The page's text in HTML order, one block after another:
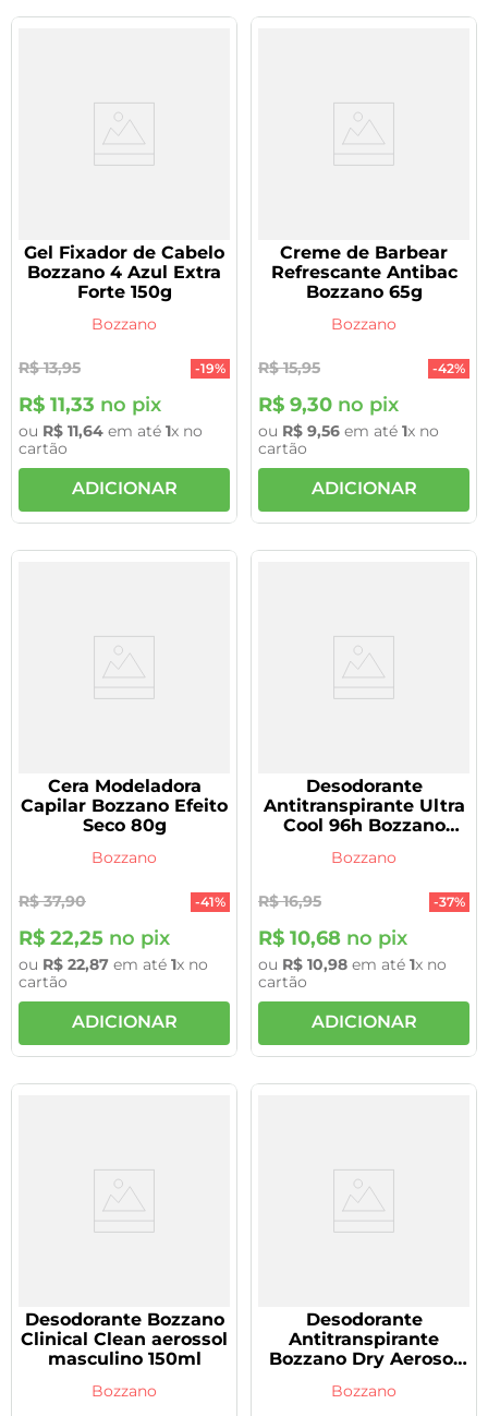
Gel Fixador de Cabelo
Bozzano 4 Azul Extra
Forte 150g
Bozzano
R$ 13,95 -19%
R$ 11,33 no pix
ou R$ 11,64 em até 1x no
cartão
ADICIONAR
Creme de Barbear
Refrescante Antibac
Bozzano 65g
Bozzano
R$ 15,95 -42%
R$ 9,30 no pix
ou R$ 9,56 em até 1x no
cartão
ADICIONAR
Cera Modeladora
Capilar Bozzano Efeito
Seco 80g
Bozzano
R$ 37,90 -41%
R$ 22,25 no pix
ou R$ 22,87 em até 1x no
cartão
ADICIONAR
Desodorante
Antitranspirante Ultra
Cool 96h Bozzano
Bozzano
R$ 16,95 -37%
R$ 10,68 no pix
ou R$ 10,98 em até 1x no
cartão
ADICIONAR
Desodorante Bozzano
Clinical Clean aerossol
masculino 150ml
Bozzano
Desodorante
Antitranspirante
Bozzano Dry Aerosol
Bozzano